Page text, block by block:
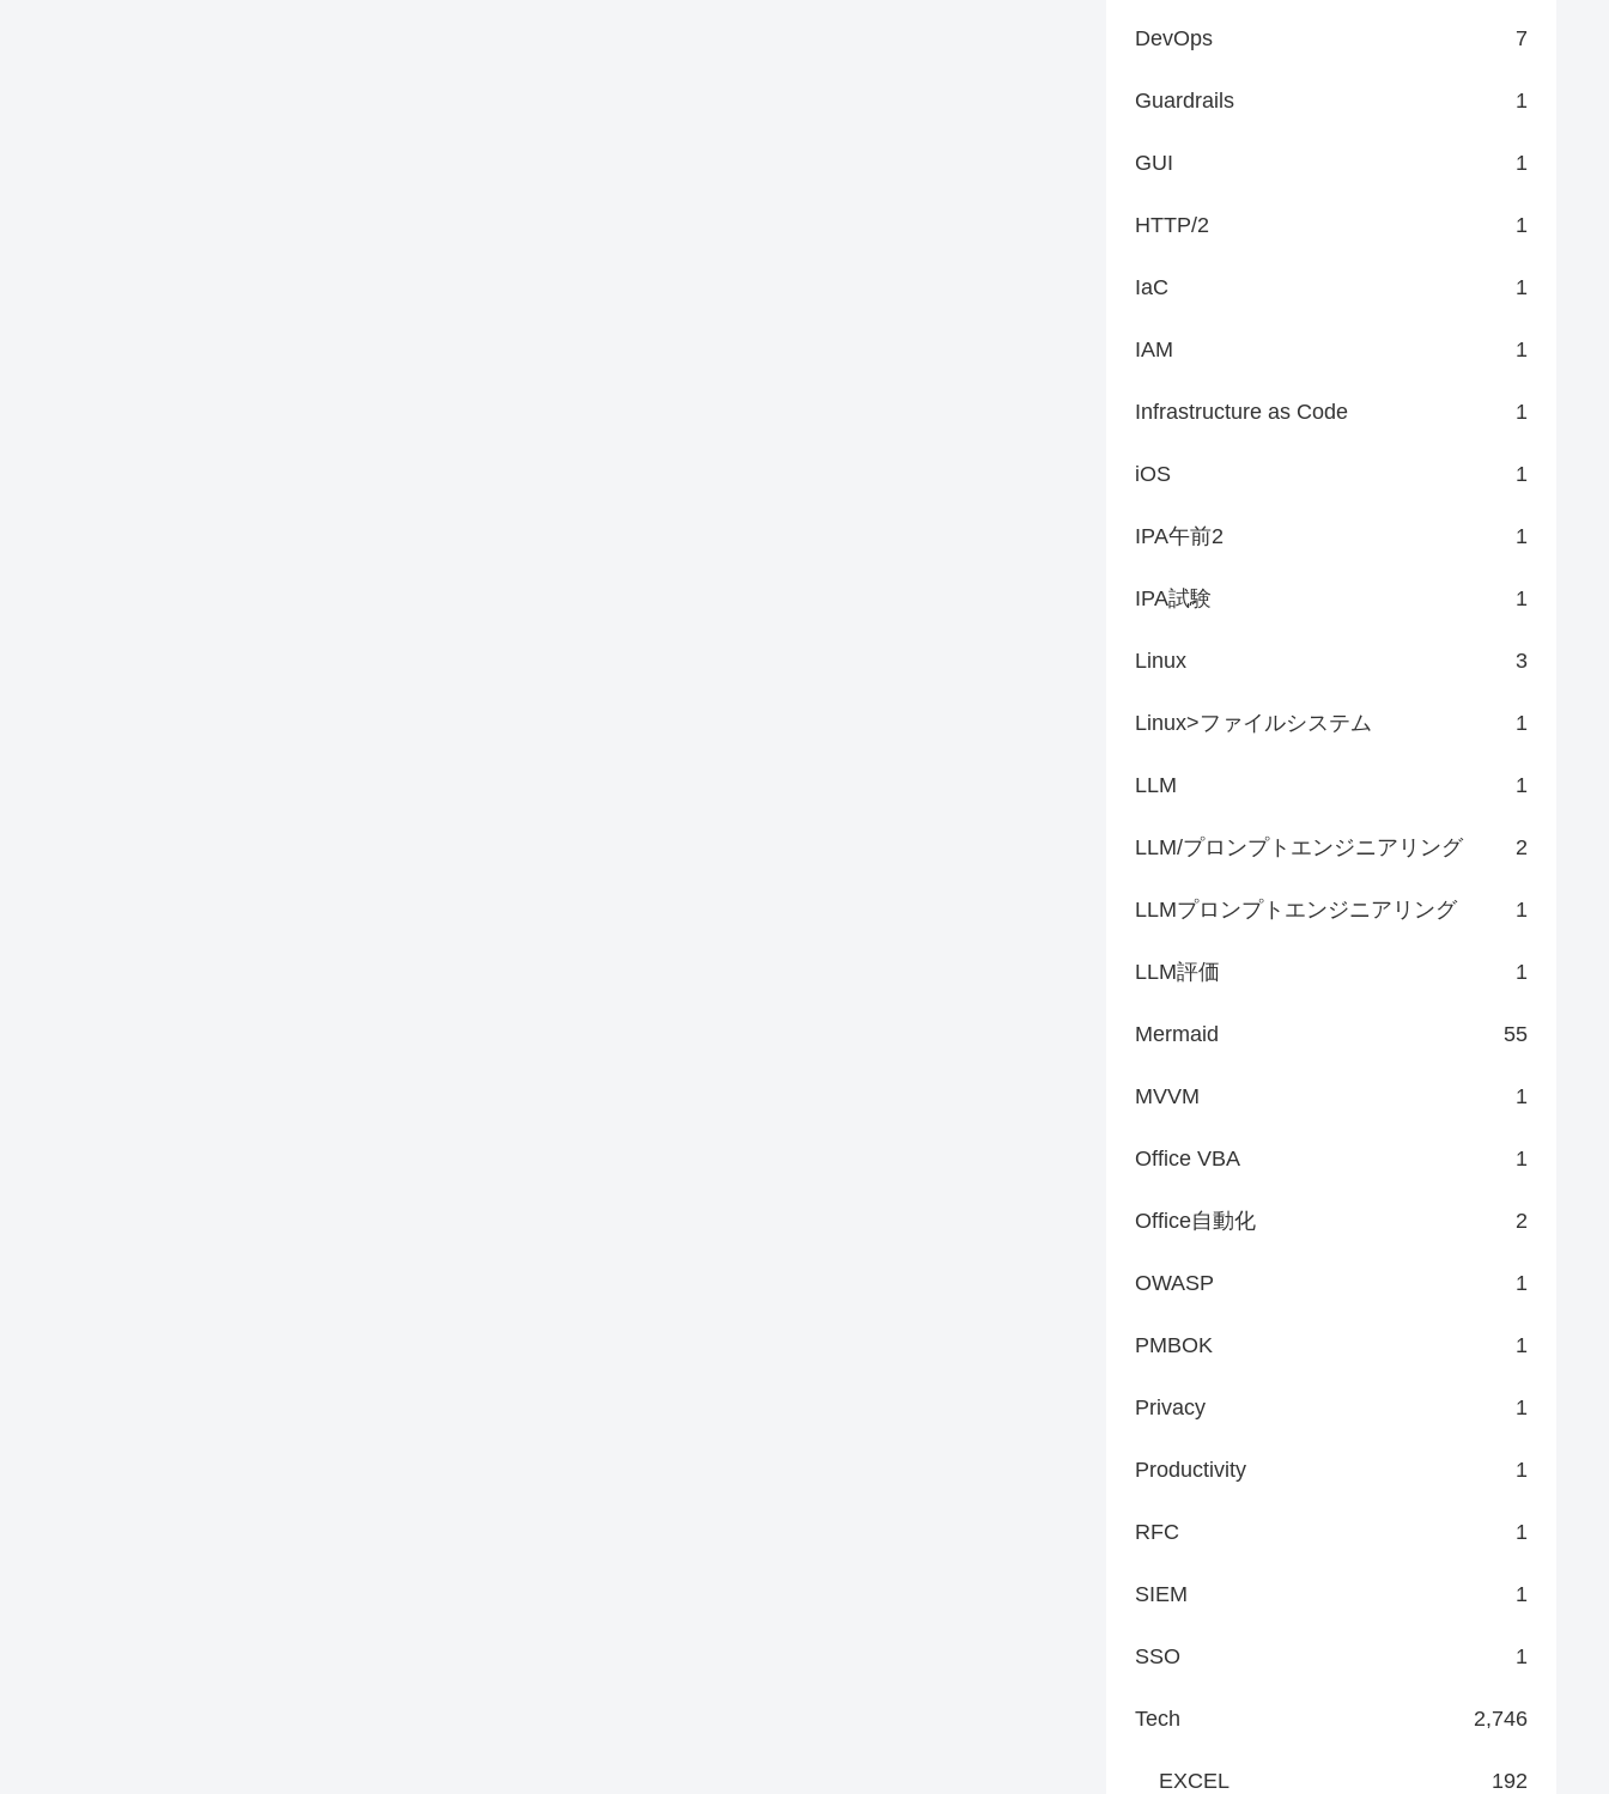
DevOps 7
Guardrails 1
GUI 1
HTTP/2 1
IaC 1
IAM 1
Infrastructure as Code 1
iOS 1
IPA午前2 1
IPA試験 1
Linux 3
Linux>ファイルシステム 1
LLM 1
LLM/プロンプトエンジニアリング 2
LLMプロンプトエンジニアリング 1
LLM評価 1
Mermaid 55
MVVM 1
Office VBA 1
Office自動化 2
OWASP 1
PMBOK 1
Privacy 1
Productivity 1
RFC 1
SIEM 1
SSO 1
Tech 2,746
EXCEL 192